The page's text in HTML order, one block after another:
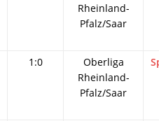
Rheinland-
Pfalz/Saar
1:0
Oberliga
Rheinland-
Pfalz/Saar